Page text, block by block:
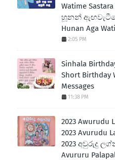
Watime
හූනන්
Hunan Aga
2:05 PM
Sinhala
Short Birthday
Messages
11:38 PM
2023 Awurudu
2023 Avurudu
2023 අවුරුදු
Avururu